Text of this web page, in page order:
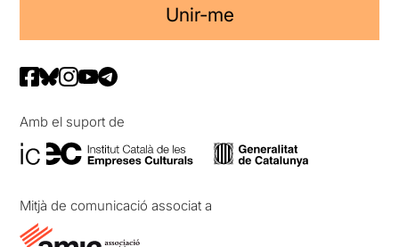
Unir-me
Amb el suport de
Mitjà de comunicació associat a